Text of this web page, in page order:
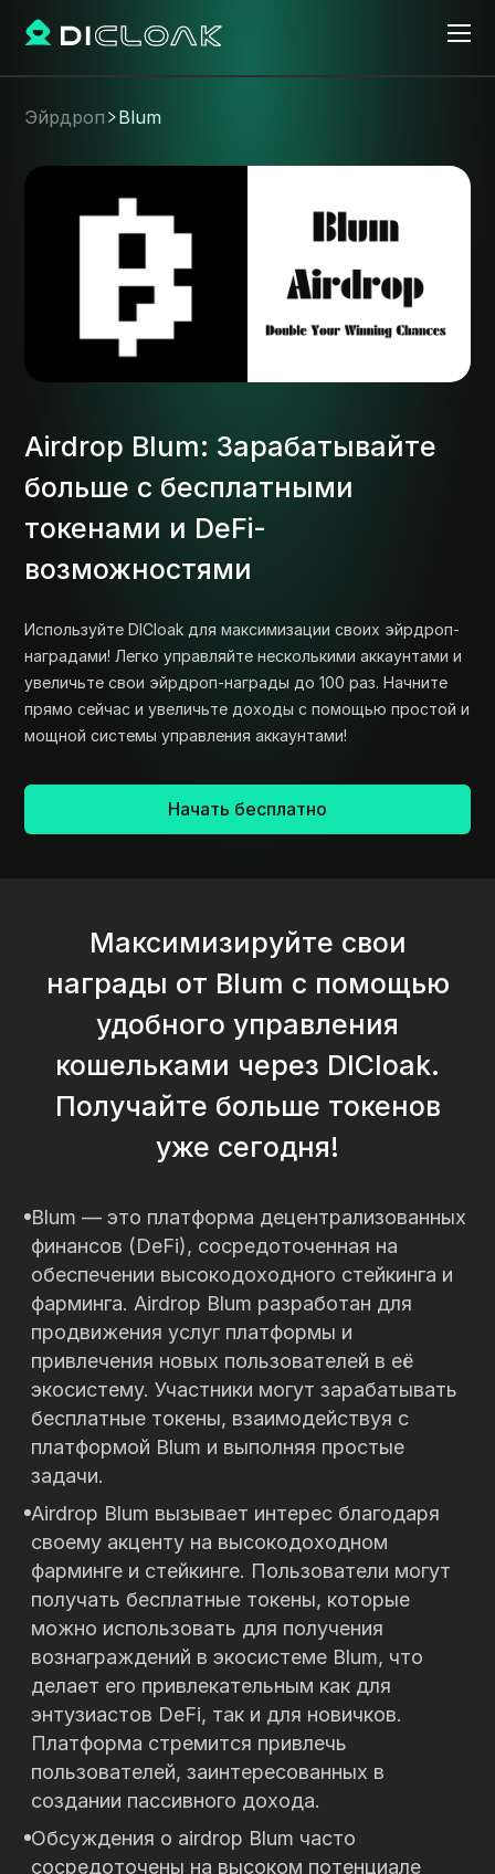
Эйрдроп Blum
Airdrop Blum: Зарабатывайте
больше с бесплатными
токенами и DeFi-
возможностями
Используйте DICloak для максимизации своих эйрдроп-
наградами! Легко управляйте несколькими аккаунтами и
увеличьте свои эйрдроп-награды до 100 раз. Начните
прямо сейчас и увеличьте доходы с помощью простой и
мощной системы управления аккаунтами!
Начать бесплатно
Максимизируйте свои
награды от Blum с помощью
удобного управления
кошельками через DICloak.
Получайте больше токенов
уже сегодня!
Blum — это платформа децентрализованных
финансов (DeFi), сосредоточенная на
обеспечении высокодоходного стейкинга и
фарминга. Airdrop Blum разработан для
продвижения услуг платформы и
привлечения новых пользователей в её
экосистему. Участники могут зарабатывать
бесплатные токены, взаимодействуя с
платформой Blum и выполняя простые
задачи.
Airdrop Blum вызывает интерес благодаря
своему акценту на высокодоходном
фарминге и стейкинге. Пользователи могут
получать бесплатные токены, которые
можно использовать для получения
вознаграждений в экосистеме Blum, что
делает его привлекательным как для
энтузиастов DeFi, так и для новичков.
Платформа стремится привлечь
пользователей, заинтересованных в
создании пассивного дохода.
Обсуждения о airdrop Blum часто
сосредоточены на высоком потенциале